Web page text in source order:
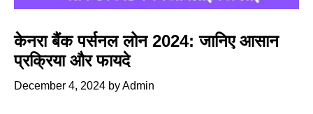
केनरा बैंक पर्सनल लोन 2024: जानिए आसान
प्रक्रिया और फायदे
December 4, 2024 byAdmin